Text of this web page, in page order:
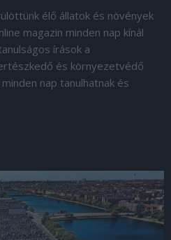
élő állatok és növények
magazin minden nap kínál
írások a
és környezetvédő
nap tanulhatnak és